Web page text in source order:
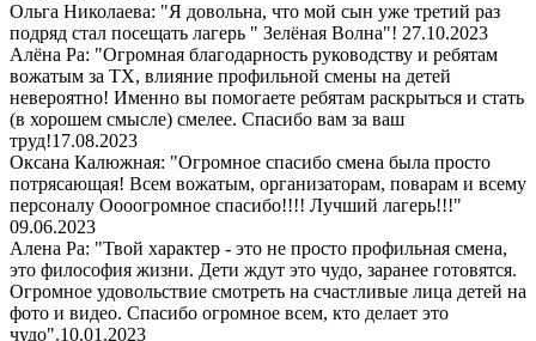
Ольга Николаева: "Я довольна, что мой сын уже третий раз
подряд стал посещать лагерь " Зелёная Волна"! 27.10.2023
Алёна Ра: "Огромная благодарность руководству и ребятам
вожатым за ТХ, влияние профильной смены на детей
невероятно! Именно вы помогаете ребятам раскрыться и стать
(в хорошем смысле) смелее. Спасибо вам за ваш
труд!17.08.2023
Оксана Калюжная: "Огромное спасибо смена была просто
потрясающая! Всем вожатым, организаторам, поварам и всему
персоналу Оооогромное спасибо!!!! Лучший лагерь!!!"
09.06.2023
Алена Ра: "Твой характер - это не просто профильная смена,
это философия жизни. Дети ждут это чудо, заранее готовятся.
Огромное удовольствие смотреть на счастливые лица детей на
фото и видео. Спасибо огромное всем, кто делает это
чудо".10.01.2023